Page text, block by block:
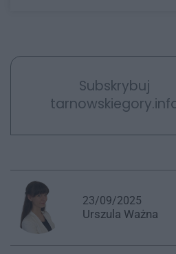
Subskrybuj
23/09/2025
Urszula Ważna